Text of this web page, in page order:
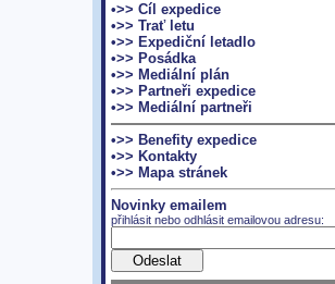
•>> Cíl expedice
•>> Trať letu
•>> Expediční letadlo
•>> Posádka
•>> Mediální plán
•>> Partneři expedice
•>> Mediální partneři
•>> Benefity expedice
•>> Kontakty
•>> Mapa stránek
Novinky emailem
přihlásit nebo odhlásit emailovou adresu: